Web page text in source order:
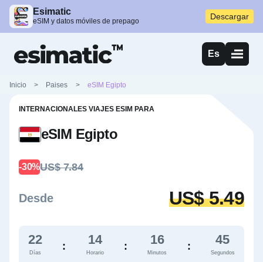
Esimatic
eSIM y datos móviles de prepago Descargar
Es
Inicio > Paises > eSIM Egipto
INTERNACIONALES VIAJES ESIM PARA
eSIM Egipto
-30%US$ 7.84
Desde US$ 5.49
22
Días
: 14
Horario
: 16
Minutos
: 44
Segundos